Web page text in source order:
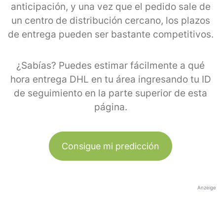
anticipación, y una vez que el pedido sale de
un centro de distribución cercano, los plazos
de entrega pueden ser bastante competitivos.
¿Sabías? Puedes estimar fácilmente a qué
hora entrega DHL en tu área ingresando tu ID
de seguimiento en la parte superior de esta
página.
Consigue mi predicción
Anzeige